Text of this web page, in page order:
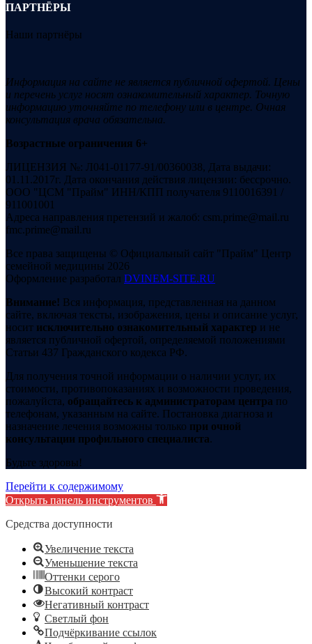
ПАРТНЁРЫ
Наши партнёры
Информация на сайте не является публичной офертой. Цены
и перечень услуг носят ознакомительный характер. Точную
информацию уточняйте по телефону или в центре. Очная
консультация врача обязательна.
Возрастные ограничения 6+
ЛИЦЕНЗИЯ №: Л041-01177-91/00360038, Дата выдачи:
01.11.2017г. Дата окончания действия лицензии: бессрочно.
ООО "ЦСМ "Прайм" ИНН/КПП получателя 9110016391 /
911001001
Адреса направления претензий и жалоб: csm.prime@mail.ru
fmc.prime@mail.ru
Все права защищены © Официальный сайт "Прайм" Центр
семейной медицины 2026
Оформление разработал DVINEM-SITE.RU
Внимание! Вся информация, представленная на данном
сайте, включая тексты, изображения, цены и описание услуг,
носит исключительно ознакомительный характер и не
является публичной офертой, определяемой положениями
Статьи 437 Гражданского кодекса РФ.
Для получения точной информации о наличии услуг, их
стоимости, противопоказаниях и возможности проведения,
пожалуйста, обращайтесь к администраторам центра по
телефонам, указанным на сайте. Постановка диагноза и
назначение лечения возможны только при очной
консультации профильного специалиста.
Будьте здоровы!
Перейти к содержимому
Открыть панель инструментов
Средства доступности
Увеличение текста
Уменьшение текста
Оттенки серого
Высокий контраст
Негативный контраст
Светлый фон
Подчёркивание ссылок